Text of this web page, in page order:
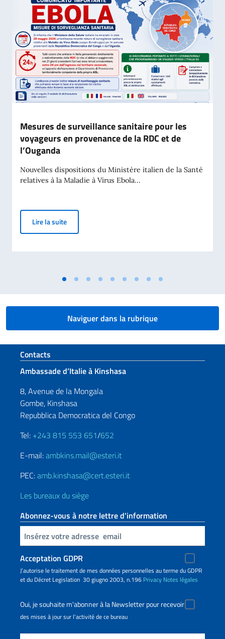
Mesures de surveillance sanitaire pour les
voyageurs en provenance de la RDC et de
l’Ouganda
Nouvelles dispositions du Ministère italien de la Santé
relatives à la Maladie à Virus Ebola...
Lire la suiteMesures de surveillance sanitaire pour les
Naviguer dans la rubrique
Section de pied de page
Contacts
Ambassade d’Italie à Kinshasa
8, Avenue de la Mongala
Gombe, Kinshasa
Repubblica Democratica del Congo
Tel: +243 815 553 651/652
E-mail:ambkins.mail@esteri.it
PEC:amb.kinshasa@cert.esteri.it
Les bureaux du siège
Abonnez-vous à notre lettre d’information
Insert your email
Acceptation GDPR
J’autorise le traitement de mes données personnelles au terme du GDPR
et du Décret Legislation 30 giugno 2003, n.196 Privacy Notes légales
Oui, je souhaite m'abonner à la Newsletter pour recevoir
des mises à jour sur l'activité de ce bureau